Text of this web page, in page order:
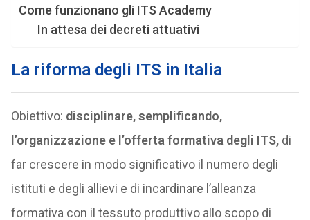
Come funzionano gli ITS Academy
In attesa dei decreti attuativi
La riforma degli ITS in Italia
Obiettivo: disciplinare, semplificando,
l’organizzazione e l’offerta formativa degli ITS,di
far crescere in modo significativo il numero degli
istituti e degli allievi e di incardinare l’alleanza
formativa con il tessuto produttivo allo scopo di